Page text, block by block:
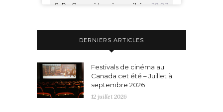
DERNIERS ARTICLES
Festivals de cinéma au
Canada cet été – Juillet à
septembre 2026
12 juillet 2026